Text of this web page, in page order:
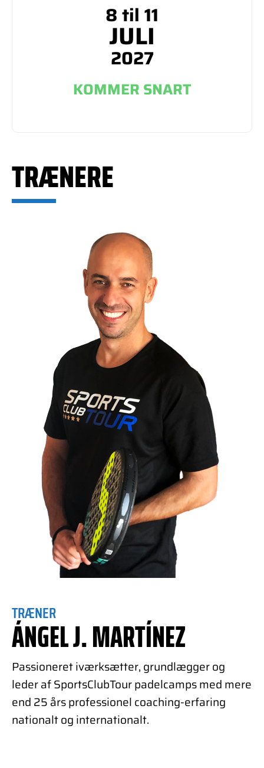
8 til 11
JULI
2027
KOMMER SNART
TRÆNERE
TRÆNER
ÁNGEL J. MARTÍNEZ
Passioneret iværksætter, grundlægger og
leder af SportsClubTour padelcamps med mere
end 25 års professionel coaching-erfaring
nationalt og internationalt.